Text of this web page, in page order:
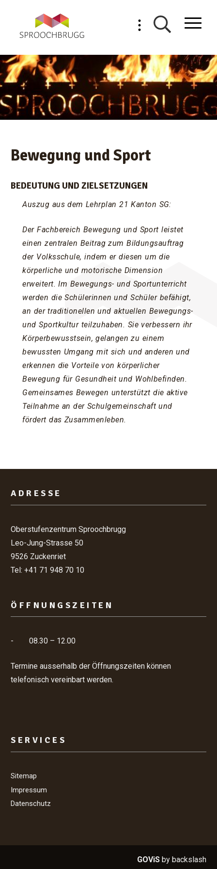
Navigieren in Sproochbrugg
Bewegung und Sport
BEDEUTUNG UND ZIELSETZUNGEN
Auszug aus dem Lehrplan 21 Kanton SG:
Der Fachbereich Bewegung und Sport leistet
einen zentralen Beitrag zum Bildungsauftrag
der Volksschule, indem er diesen um die
körperliche und motorische Dimension
erweitert. Im Bewegungs- und Sportunterricht
werden die Schülerinnen und Schüler befähigt,
an der traditionellen und aktuellen Bewegungs-
und Sportkultur teilzuhaben. Sie verbessern ihr
Körperbewusstsein, gelangen zu einem
bewussten Umgang mit sich und anderen und
erkennen die Vorteile von körperlicher
Bewegung für Gesundheit und Wohlbefinden.
Gemeinsames Bewegen unterstützt die aktive
Teilnahme an der Schulgemeinschaft und
fördert das Zusammenleben.
Footer
ADRESSE
Oberstufenzentrum Sproochbrugg
Leo-Jung-Strasse 50
9526 Zuckenriet
Tel: +41 71 948 70 10
ÖFFNUNGSZEITEN
- 08.30 – 12.00
Termine ausserhalb der Öffnungszeiten können
telefonisch vereinbart werden.
SERVICES
Sitemap
Impressum
Datenschutz
GOViSby backslash